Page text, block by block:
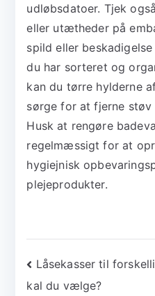
udløbsdatoer. Tjek
eller utætheder på
spild eller
du har sorteret og
kan du tørre hylderne
sørge for at fjerne støv
Husk at rengøre
regelmæssigt for at
hygiejnisk
plejeprodukter.
Låsekasser til
kal du vælge?